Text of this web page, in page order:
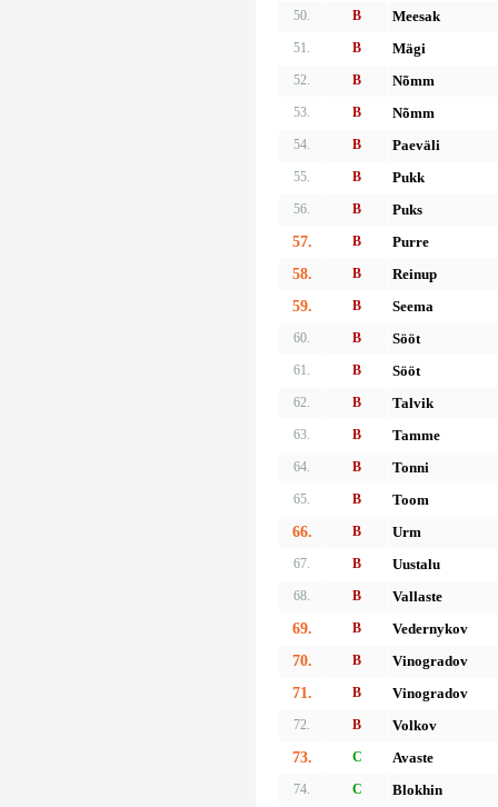
50. B Meesak
51. B Mägi
52. B Nõmm
53. B Nõmm
54. B Paeväli
55. B Pukk
56. B
Puks
57.
B
Purre
58.
B
Reinup
59.
B Seema
60. B Sööt
61. B Sööt
62. B Talvik
63. B Tamme
64. B Tonni
65. B
Toom
66.
B Urm
67. B Uustalu
68. B
Vallaste
69.
B
Vedernykov
70.
B
Vinogradov
71.
B Vinogradov
72. B
Volkov
73.
C Avaste
74. C Blokhin